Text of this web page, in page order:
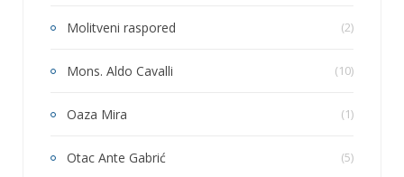
Molitveni raspored (2)
Mons. Aldo Cavalli (10)
Oaza Mira (1)
Otac Ante Gabrić (5)